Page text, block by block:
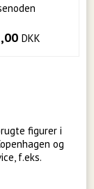
DKK
figurer i
og
f.eks.